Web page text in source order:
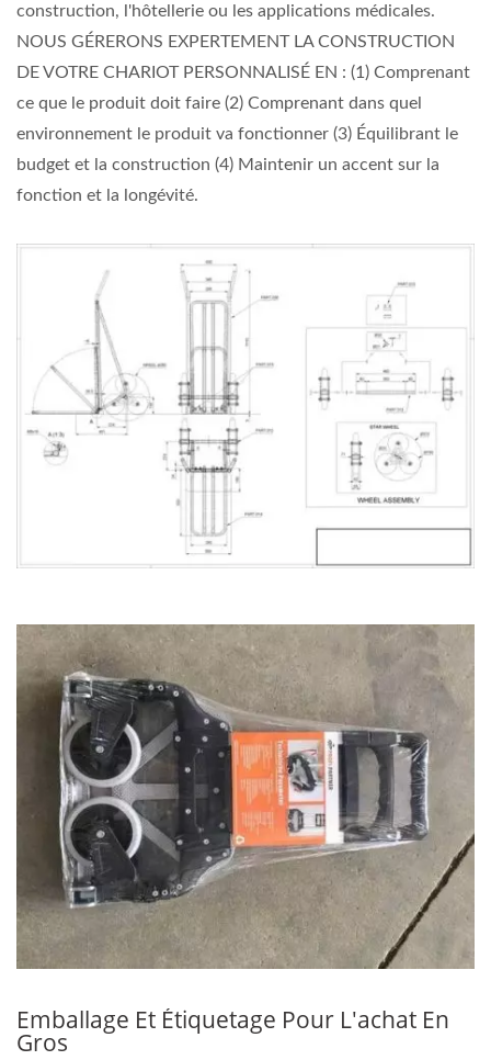
construction, l'hôtellerie ou les applications médicales.
NOUS GÉRERONS EXPERTEMENT LA CONSTRUCTION
DE VOTRE CHARIOT PERSONNALISÉ EN : (1) Comprenant
ce que le produit doit faire (2) Comprenant dans quel
environnement le produit va fonctionner (3) Équilibrant le
budget et la construction (4) Maintenir un accent sur la
fonction et la longévité.
Emballage Et Étiquetage Pour L'achat En
Gros